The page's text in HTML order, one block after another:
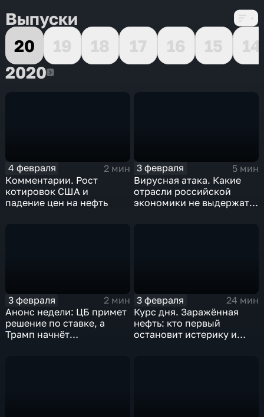
Выпуски
20
19 18 17 16 15
14
20202020
4 февраля
2 мин
Комментарии. Рост
котировок США и
падение цен на нефть
3 февраля
5 мин
Вирусная атака. Какие
отрасли российской
экономики не выдержат
3 февраля
2 мин
Анонс недели: ЦБ примет
решение по ставке, а
Трамп начнёт
3 февраля
24 мин
Курс дня. Заражённая
нефть: кто первый
остановит истерику и